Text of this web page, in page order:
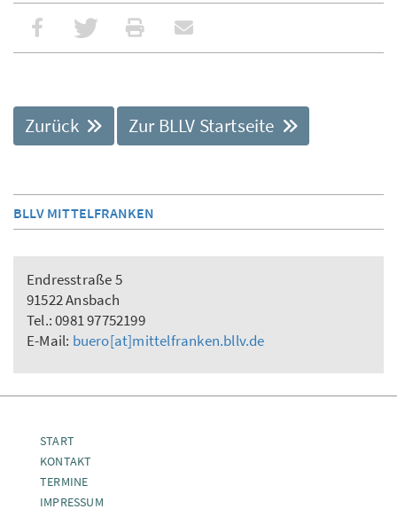
Zurück Zur BLLV Startseite
BLLV MITTELFRANKEN
Endresstraße 5
91522 Ansbach
Tel.: 0981 97752199
E-Mail: buero[at]mittelfranken.bllv.de
START
KONTAKT
TERMINE
IMPRESSUM